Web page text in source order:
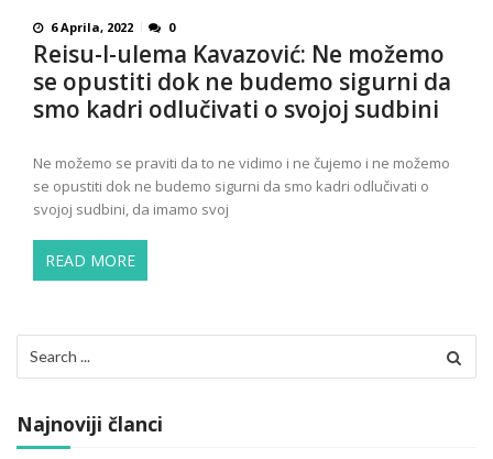
6 Aprila, 2022 0
Reisu-l-ulema Kavazović: Ne možemo
se opustiti dok ne budemo sigurni da
smo kadri odlučivati o svojoj sudbini
Ne možemo se praviti da to ne vidimo i ne čujemo i ne možemo
se opustiti dok ne budemo sigurni da smo kadri odlučivati o
svojoj sudbini, da imamo svoj
READ MORE
for:
Najnoviji članci